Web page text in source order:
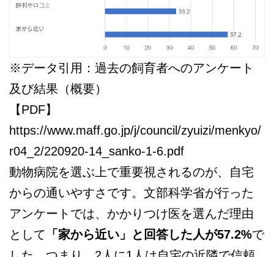
※データ引用：過去の飼育者へのアンケート
及び結果（概要）
【PDF】
https://www.maff.go.jp/j/council/zyuizi/menkyo/
r04_2/220920-14_sanko-1-6.pdf
動物病院を選ぶ上で重要視されるのが、自宅
からの通いやすさです。文部科学省が行った
アンケートでは、かかりつけ医を選んだ理由
として 「家から近い」と回答した人が57.2%で